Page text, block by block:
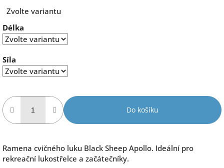
cena:
Zvolte variantu
Délka
Síla
Do košíku
Ramena cvičného luku Black Sheep Apollo. Ideální pro
rekreační lukostřelce a začátečníky.